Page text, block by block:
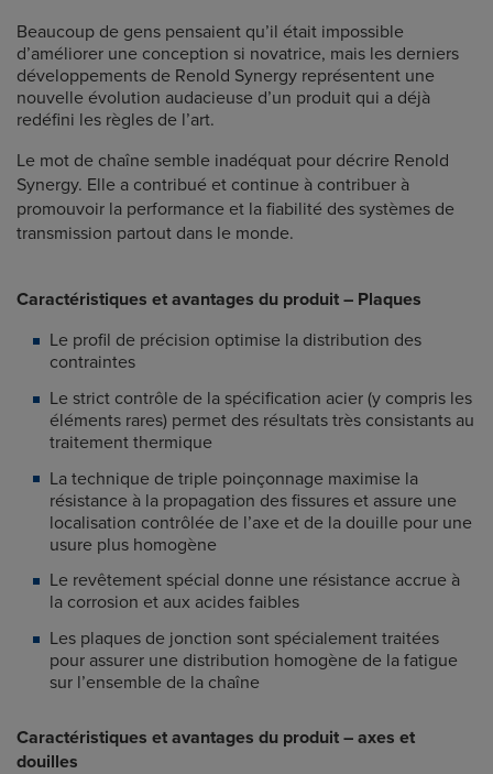
Beaucoup de gens pensaient qu’il était impossible
d’améliorer une conception si novatrice, mais les derniers
développements de Renold Synergy représentent une
nouvelle évolution audacieuse d’un produit qui a déjà
redéfini les règles de l’art.
Le mot de chaîne semble inadéquat pour décrire Renold
Synergy. Elle a contribué et continue à contribuer à
promouvoir la performance et la fiabilité des systèmes de
transmission partout dans le monde.
Caractéristiques et avantages du produit – Plaques
Le profil de précision optimise la distribution des
contraintes
Le strict contrôle de la spécification acier (y compris les
éléments rares) permet des résultats très consistants au
traitement thermique
La technique de triple poinçonnage maximise la
résistance à la propagation des fissures et assure une
localisation contrôlée de l’axe et de la douille pour une
usure plus homogène
Le revêtement spécial donne une résistance accrue à
la corrosion et aux acides faibles
Les plaques de jonction sont spécialement traitées
pour assurer une distribution homogène de la fatigue
sur l’ensemble de la chaîne
Caractéristiques et avantages du produit – axes et
douilles